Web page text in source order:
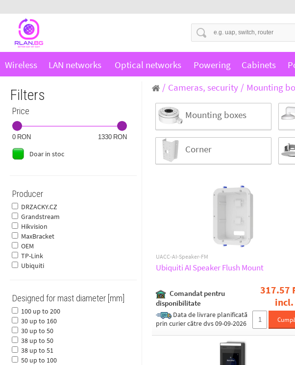
Wireless LAN networks Optical networks Powering Cabinets
Filters
Price
0 1330
Doar in stoc
Producer
DRZACKY.CZ
Grandstream
Hikvision
MaxBracket
OEM
TP-Link
Ubiquiti
Designed for mast diameter [mm]
100 up to 200
30 up to 160
30 up to 50
38 up to 50
38 up to 51
50 up to 100
Cameras, security Mounting
Mounting boxes
Corner
UACC-AI-Speaker-FM
Ubiquiti AI Speaker Flush Mount
Comandat pentru
disponibilitate
Data de livrare planificată
prin curier către dvs 09-09-2026
317.57
incl.